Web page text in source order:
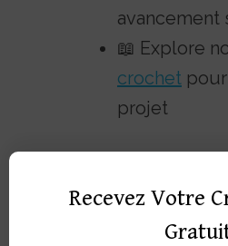
avancement
📖 Explore
crochet
projet
Instagram, YouTubeet
inscrire à notre newsletter
Recevez Votre